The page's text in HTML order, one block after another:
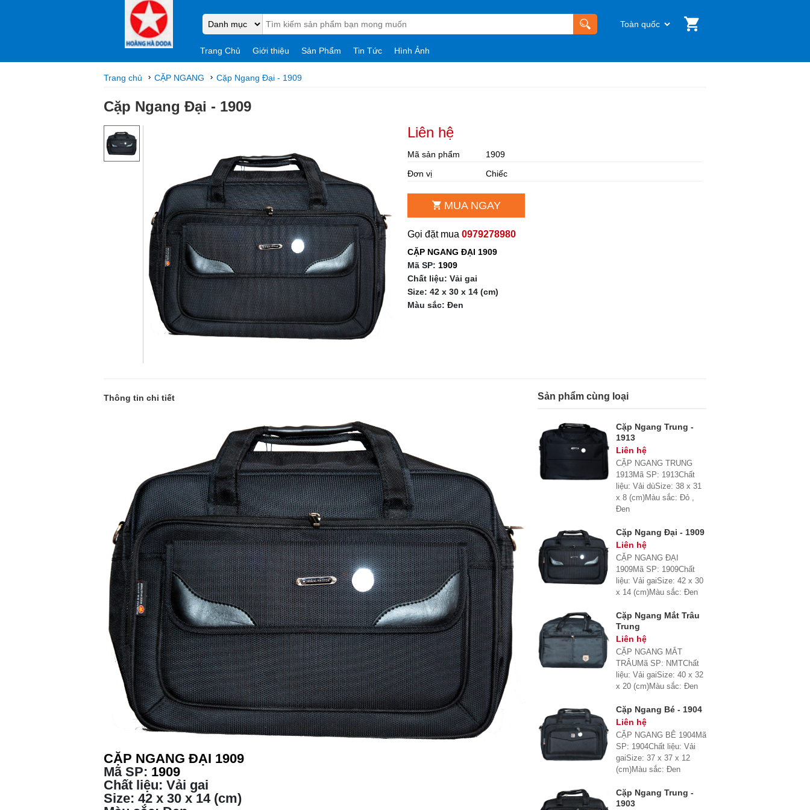
Trang Chủ Giới thiệu Sản Phẩm Tin Tức Hình Ảnh
Trang chủ CẶP NGANG Cặp Ngang Đại - 1909
Cặp Ngang Đại - 1909
Liên hệ
Mã sản phẩm
1909
Đơn vị
Chiếc
MUA NGAY
Gọi đặt mua 0979278980
CẶP NGANG ĐẠI 1909
Mã SP: 1909
Chất liệu: Vải gai
Size: 42 x 30 x 14 (cm)
Màu sắc: Đen
Thông tin chi tiết
CẶP NGANG ĐẠI 1909
Mã SP: 1909
Chất liệu: Vải gai
Size: 42 x 30 x 14 (cm)
Sản phẩm cùng loại
Cặp Ngang Trung -
1913
Liên hệ
CẶP NGANG TRUNG
1913Mã SP: 1913Chất
liệu: Vải dùSize: 38 x 31
x 8 (cm)Màu sắc: Đỏ ,
Đen
Cặp Ngang Đại - 1909
Liên hệ
CẶP NGANG ĐẠI
1909Mã SP: 1909Chất
liệu: Vải gaiSize: 42 x 30
x 14 (cm)Màu sắc: Đen
Cặp Ngang Mắt Trâu
Trung
Liên hệ
CẶP NGANG MẮT
TRÂUMã SP: NMTChất
liệu: Vải gaiSize: 40 x 32
x 20 (cm)Màu sắc: Đen
Cặp Ngang Bé - 1904
Liên hệ
CẶP NGANG BÊ 1904Mã
SP: 1904Chất liệu: Vải
gaiSize: 37 x 37 x 12
(cm)Màu sắc: Đen
Cặp Ngang Trung -
1903